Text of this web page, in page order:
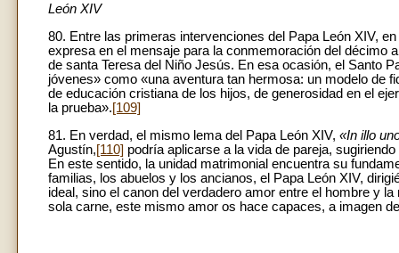
León XIV
80. Entre las primeras intervenciones del Papa León XIV,
expresa en el mensaje para la conmemoración del décimo
de santa Teresa del Niño Jesús. En esa ocasión, el Santo
jóvenes» como «una aventura tan hermosa: un modelo de
de educación cristiana de los hijos, de generosidad en el
la prueba».[109]
81. En verdad, el mismo lema del Papa León XIV, «In illo
Agustín,[110] podría aplicarse a la vida de pareja,
En este sentido, la unidad matrimonial encuentra su
familias, los abuelos y los ancianos, el Papa León XIV,
ideal, sino el canon del verdadero amor entre el hombre y
sola carne, este mismo amor os hace capaces, a imagen